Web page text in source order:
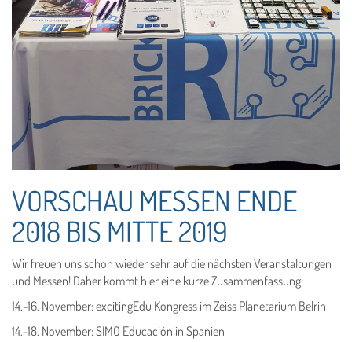
VORSCHAU MESSEN ENDE
2018 BIS MITTE 2019
Wir freuen uns schon wieder sehr auf die nächsten Veranstaltungen
und Messen! Daher kommt hier eine kurze Zusammenfassung:
14.-16. November: excitingEdu Kongress im Zeiss Planetarium Belrin
14.-18. November: SIMO Educación in Spanien